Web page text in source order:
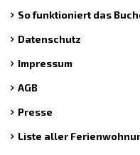
So funktioniert das
Datenschutz
Impressum
AGB
Presse
Liste aller